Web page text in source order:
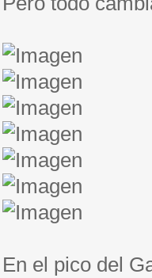
En el pico del